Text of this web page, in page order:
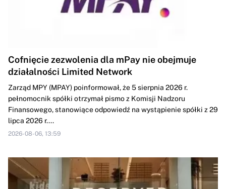
Cofnięcie zezwolenia dla mPay nie obejmuje
działalności Limited Network
Zarząd MPY (MPAY) poinformował, że 5 sierpnia 2026 r.
pełnomocnik spółki otrzymał pismo z Komisji Nadzoru
Finansowego, stanowiące odpowiedź na wystąpienie spółki z 29
lipca 2026 r....
2026-08-06, 13:59